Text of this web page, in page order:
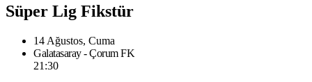
Süper Lig Fikstür
14 Ağustos, Cuma
Galatasaray - Çorum FK
21:30